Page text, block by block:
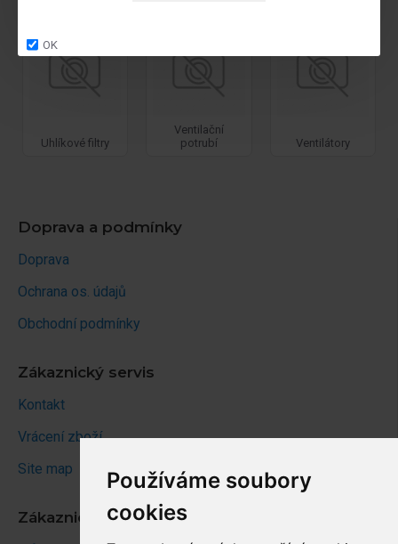
Používáme soubory
cookies
OK
Uhlíkové filtry
Ventilační
potrubí
Ventilátory
Doprava a podmínky
Doprava
Ochrana os. údajů
Obchodní podmínky
Zákaznický servis
Kontakt
Vrácení zboží
Site map
Zákaznický účet